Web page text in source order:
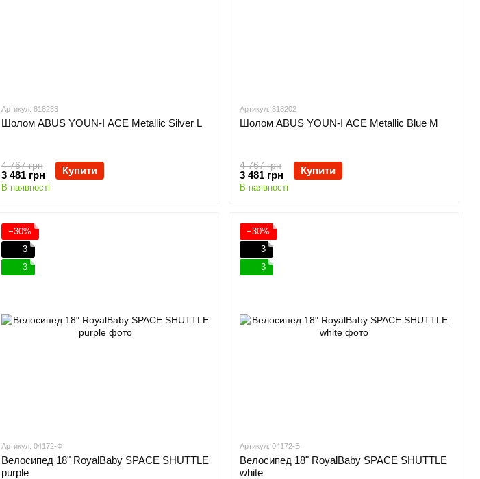
Артикул: 818233
Шолом ABUS YOUN-I ACE Metallic Silver L
4 767 грн
3 481 грн Купити
В наявності
Артикул: 818202
Шолом ABUS YOUN-I ACE Metallic Blue M
4 767 грн
3 481 грн Купити
В наявності
−30%
3
3
Артикул: 04172-Ф
Велосипед 18" RoyalBaby SPACE SHUTTLE
purple
−30%
3
3
Артикул: 04172-Б
Велосипед 18" RoyalBaby SPACE SHUTTLE
white